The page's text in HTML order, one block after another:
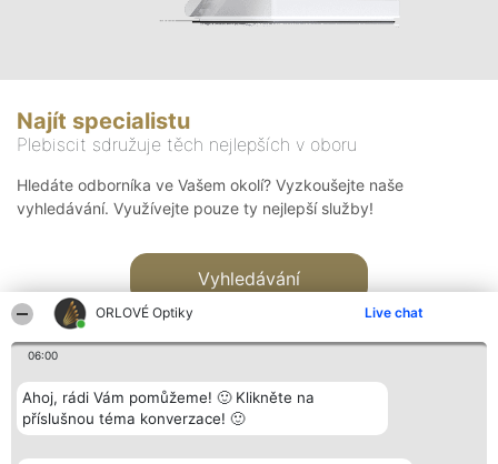
ORLOVÉ Optiky Live chat
06:00
Ahoj, rádi Vám pomůžeme! 🙂 Klikněte na
příslušnou téma konverzace! 🙂
Najít specialistu
Plebiscit sdružuje těch nejlepších v oboru
Hledáte odborníka ve Vašem okolí? Vyzkoušejte naše
vyhledávání. Využívejte pouze ty nejlepší služby!
Vyhledávání
Bright Side Solutions sp. z o. Vítězové Kontakt